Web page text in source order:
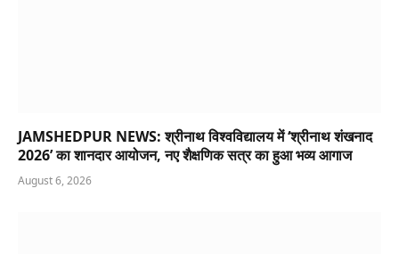
JAMSHEDPUR NEWS: श्रीनाथ विश्वविद्यालय में ‘श्रीनाथ शंखनाद
2026’ का शानदार आयोजन, नए शैक्षणिक सत्र का हुआ भव्य आगाज
August 6, 2026